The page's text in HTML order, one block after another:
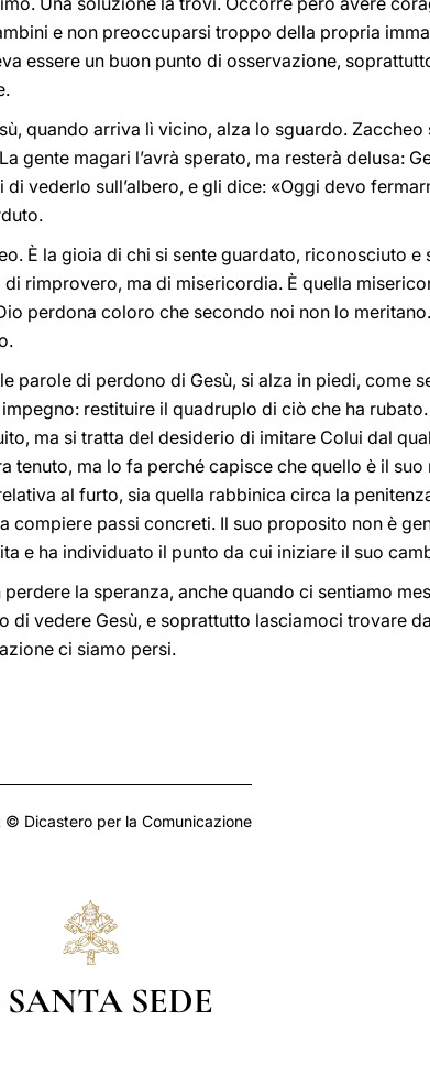
e non preoccuparsi troppo della propria
essere un buon punto di osservazione,
quando arriva lì vicino, alza lo sguardo.
gente magari l’avrà sperato, ma resterà delusa:
vederlo sull’albero, e gli dice: «Oggi devo
È la gioia di chi si sente guardato, riconosciuto e
rimprovero, ma di misericordia. È quella
perdona coloro che secondo noi non lo
parole di perdono di Gesù, si alza in piedi, come
restituire il quadruplo di ciò che ha
ma si tratta del desiderio di imitare Colui dal
tenuto, ma lo fa perché capisce che quello è il suo
al furto, sia quella rabbinica circa la
compiere passi concreti. Il suo proposito non è
e ha individuato il punto da cui iniziare il suo
la speranza, anche quando ci sentiamo
vedere Gesù, e soprattutto lasciamoci trovare
ci siamo persi.
© Dicastero per la Comunicazione
SANTA SEDE